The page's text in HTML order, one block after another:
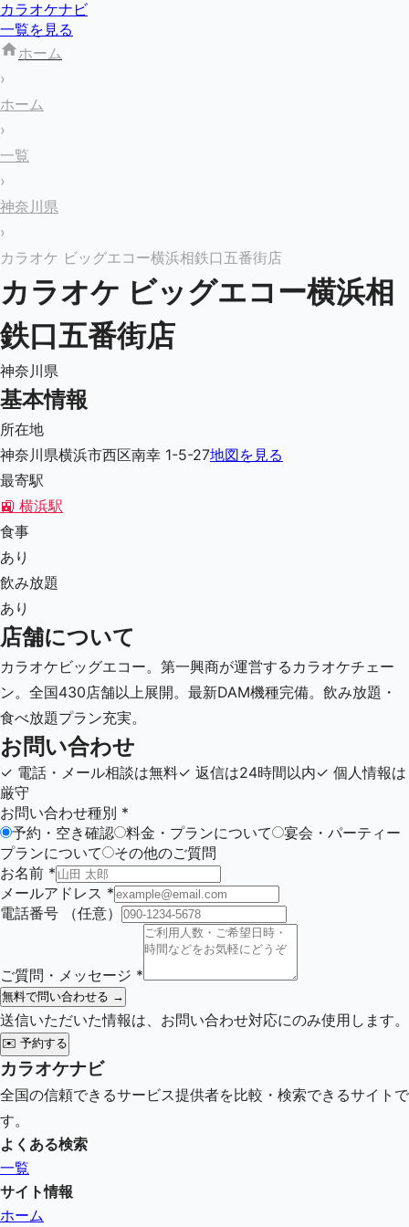
カラオケナビ
一覧を見る
ホーム
›
ホーム
›
一覧
›
神奈川県
›
カラオケ ビッグエコー横浜相鉄口五番街店
カラオケ ビッグエコー横浜相
鉄口五番街店
神奈川県
基本情報
所在地
神奈川県横浜市西区南幸 1-5-27地図を見る
最寄駅
🚉 横浜駅
食事
あり
飲み放題
あり
店舗について
カラオケビッグエコー。第一興商が運営するカラオケチェー
ン。全国430店舗以上展開。最新DAM機種完備。飲み放題・
食べ放題プラン充実。
お問い合わせ
✓ 電話・メール相談は無料✓ 返信は24時間以内✓ 個人情報は
厳守
お問い合わせ種別 *
予約・空き確認
料金・プランについて
宴会・パーティー
プランについて
その他のご質問
お名前 *
メールアドレス *
電話番号
（任意）
ご質問・メッセージ *
無料で問い合わせる →
送信いただいた情報は、お問い合わせ対応にのみ使用します。
✉️ 予約する
カラオケナビ
全国の信頼できるサービス提供者を比較・検索できるサイトで
す。
よくある検索
一覧
サイト情報
ホーム